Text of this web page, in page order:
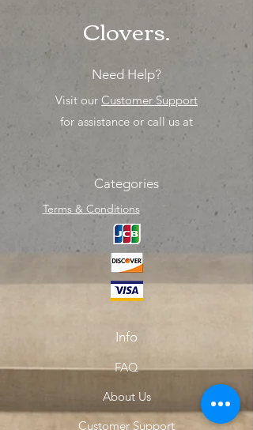
Clovers.
Need Help?
Visit our Customer Support
for assistance or call us at
Categories
Terms & Conditions
Info
FAQ
About Us
Customer Support